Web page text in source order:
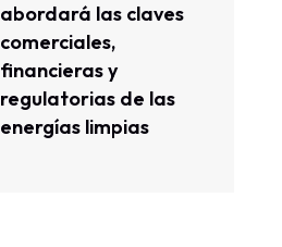
abordará las claves
comerciales,
financieras y
regulatorias de las
energías limpias